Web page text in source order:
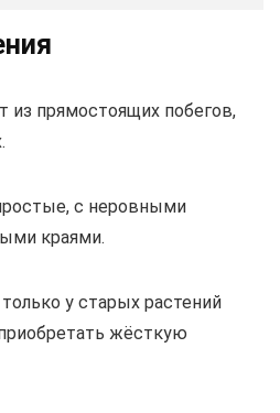
из прямостоящих побегов,
с неровными
краями.
у старых растений
жёсткую